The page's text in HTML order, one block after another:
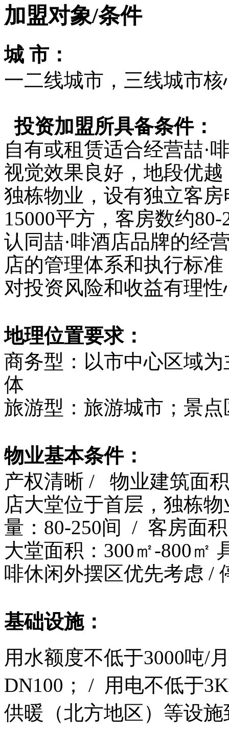
加盟对象/条件
城 市：
一二线城市，三线城市核
投资加盟所具备条件：
自有或租赁适合经营喆·
视觉效果良好，地段优越
独栋物业，设有独立客
15000平方，客房数约
认同喆·啡酒店品牌的经
店的管理体系和执行标准
对投资风险和收益有理性
地理位置要求：
商务型：以市中心区域
体
旅游型：旅游城市；景点
物业基本条件：
产权清晰 / 物业建筑面
店大堂位于首层，独栋
量：80-250间 / 客房面
大堂面积：300㎡-800㎡
啡休闲外摆区优先考虑 /
基础设施：
用水额度不低于3000吨/
DN100； / 用电不低于
供暖（北方地区）等设施